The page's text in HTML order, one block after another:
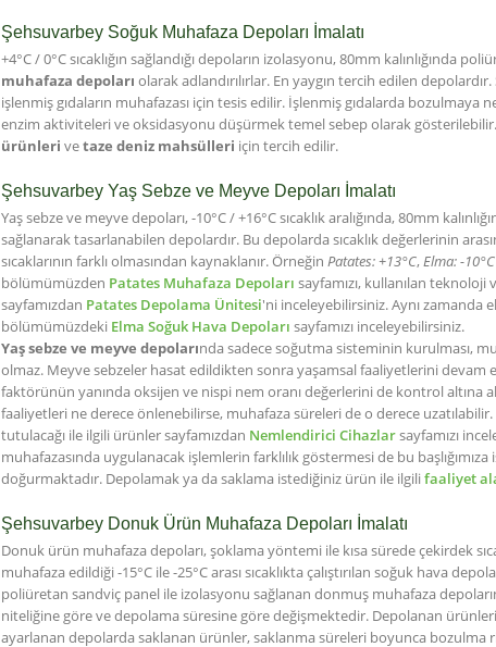
Şehsuvarbey Soğuk Muhafaza Depoları İmalatı
+4°C / 0°C sıcaklığın sağlandığı depoların izolasyonu, 80mm kalınlığında
muhafaza depoları olarak adlandırılırlar. En yaygın tercih edilen
işlenmiş gıdaların muhafazası için tesis edilir. İşlenmiş gıdalarda
enzim aktiviteleri ve oksidasyonu düşürmek temel sebep olarak
ürünleri vetaze deniz mahsülleri için tercih edilir.
Şehsuvarbey Yaş Sebze ve Meyve Depoları İmalatı
Yaş sebze ve meyve depoları, -10°C / +16°C sıcaklık aralığında, 80mm
sağlanarak tasarlanabilen depolardır. Bu depolarda sıcaklık değerlerinin
sıcaklarının farklı olmasından kaynaklanır. ÖrneğinPatates: +13°C,Elma: -10°C
bölümümüzden Patates Muhafaza Depoları sayfamızı, kullanılan
sayfamızdan Patates Depolama Ünitesi'ni inceleyebilirsiniz. Aynı zamanda
bölümümüzdeki Elma Soğuk Hava Depoları sayfamızı inceleyebilirsiniz.
Yaş sebze ve meyve depolarında sadece soğutma sisteminin kurulması,
olmaz. Meyve sebzeler hasat edildikten sonra yaşamsal faaliyetlerini devam
faktörünün yanında oksijen ve nispi nem oranı değerlerini de kontrol altına
faaliyetleri ne derece önlenebilirse, muhafaza süreleri de o derece
tutulacağı ile ilgili ürünler sayfamızdan Nemlendirici Cihazlarsayfamızı
muhafazasında uygulanacak işlemlerin farklılık göstermesi de bu
doğurmaktadır. Depolamak ya da saklama istediğiniz ürün ile ilgilifaaliyet
Şehsuvarbey Donuk Ürün Muhafaza Depoları İmalatı
Donuk ürün muhafaza depoları, şoklama yöntemi ile kısa sürede çekirdek
muhafaza edildiği -15°C ile -25°C arası sıcaklıkta çalıştırılan soğuk hava
poliüretan sandviç panel ile izolasyonu sağlanan donmuş muhafaza
niteliğine göre ve depolama süresine göre değişmektedir. Depolanan ürünlerin
ayarlanan depolarda saklanan ürünler, saklanma süreleri boyunca bozulma